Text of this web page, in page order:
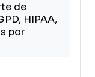
de
HIPAA,
por